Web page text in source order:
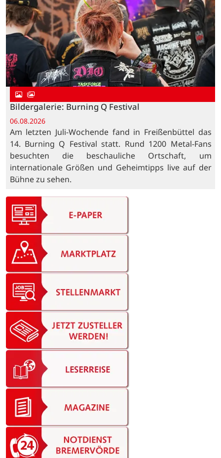
Bildergalerie: Burning Q Festival
06.08.2026
Am letzten Juli-Wochende fand in Freißenbüttel das
14. Burning Q Festival statt. Rund 1200 Metal-Fans
besuchten die beschauliche Ortschaft, um
internationale Größen und Geheimtipps live auf der
Bühne zu sehen.